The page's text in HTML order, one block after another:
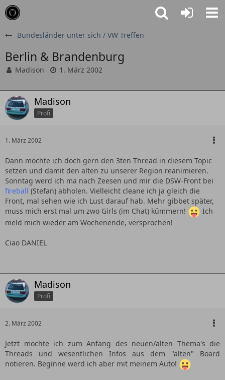
Bundesländer unter sich / VW Treffen
Berlin & Brandenburg
Madison 1. März 2002
Madison
Profi
1. März 2002
Dann möchte ich doch gern den 3ten Thread in diesem Topic
setzen und damit den alten zu unserer Region reanimieren.
Sonntag werd ich ma nach Zeesen und mir die DSW-Front bei
fireball (Stefan) abholen. Vielleicht cleane ich ja gleich die
Front, mal sehen wie ich Lust darauf hab. Mehr gibbet später,
muss mich erst mal um zwo Girls (im Chat) kümmern!
Ich
meld mich wieder am Wochenende, versprochen!
Ciao DANIEL
Madison
Profi
2. März 2002
Jetzt möchte ich zum Anfang des neuen/alten Thema's die
Threads und wesentlichen Infos aus dem "alten" Board
notieren. Beginne werd ich aber mit meinem Auto!